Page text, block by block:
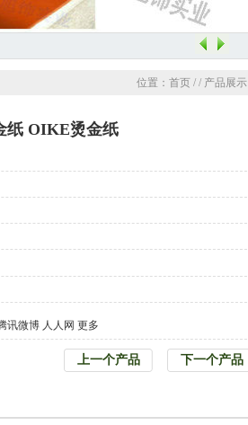
位置：首页 / / 产品展示
纸 OIKE烫金纸
讯微博 人人网 更多
下一个产品
上一个产品